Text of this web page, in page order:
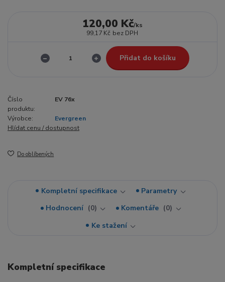
120,00 Kč/ks
99,17 Kč bez DPH
Přidat do košíku
Číslo
produktu:
EV 76x
Výrobce:
Evergreen
Hlídat cenu / dostupnost
Do oblíbených
Kompletní specifikace
Parametry
Hodnocení
0 Komentáře
0
Ke stažení
Kompletní specifikace